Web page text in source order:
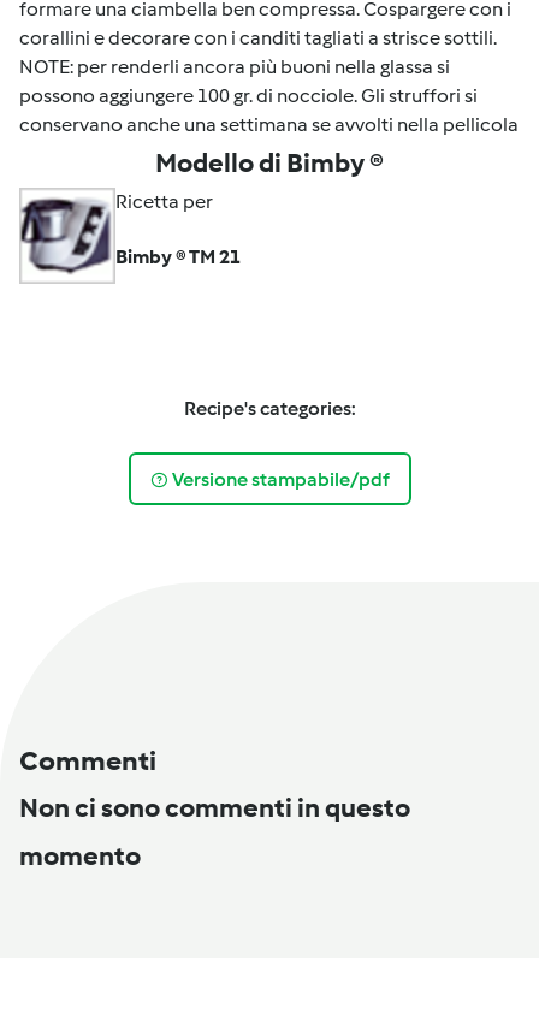
formare una ciambella ben compressa. Cospargere con i
corallini e decorare con i canditi tagliati a strisce sottili.
NOTE: per renderli ancora più buoni nella glassa si
possono aggiungere 100 gr. di nocciole. Gli struffori si
conservano anche una settimana se avvolti nella pellicola
Modello di Bimby ®
Ricetta per
Bimby ® TM 21
Recipe's categories:
Versione stampabile/pdf
Commenti
Non ci sono commenti in questo
momento